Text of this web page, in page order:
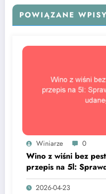
POWIĄZANE WPISY
Winiarze 0
Wino z wiśni bez
przepis na 5l:
sekret udanego
2026-04-23